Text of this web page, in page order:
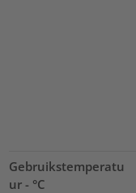
Gebruikstemperatu
ur - °C